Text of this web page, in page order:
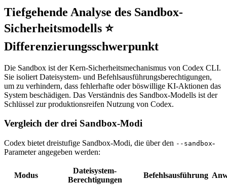
Tiefgehende Analyse des Sandbox-
Sicherheitsmodells ⭐
Differenzierungsschwerpunkt
Die Sandbox ist der Kern-Sicherheitsmechanismus von Codex CLI.
Sie isoliert Dateisystem- und Befehlsausführungsberechtigungen,
um zu verhindern, dass fehlerhafte oder böswillige KI-Aktionen das
System beschädigen. Das Verständnis des Sandbox-Modells ist der
Schlüssel zur produktionsreifen Nutzung von Codex.
Vergleich der drei Sandbox-Modi
Codex bietet dreistufige Sandbox-Modi, die über den --sandbox-
Parameter angegeben werden:
Modus
Dateisystem-
Berechtigungen
Befehlsausführung